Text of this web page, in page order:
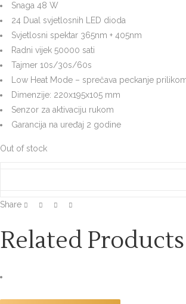
Snaga 48 W
24 Dual svjetlosnih LED dioda
Svjetlosni spektar 365nm + 405nm
Radni vijek 50000 sati
Tajmer 10s/30s/60s
Low Heat Mode – sprečava peckanje
Dimenzije: 220x195x105 mm
Senzor za aktivaciju rukom
Garancija na uređaj 2 godine
Out of stock
Share
Related Products